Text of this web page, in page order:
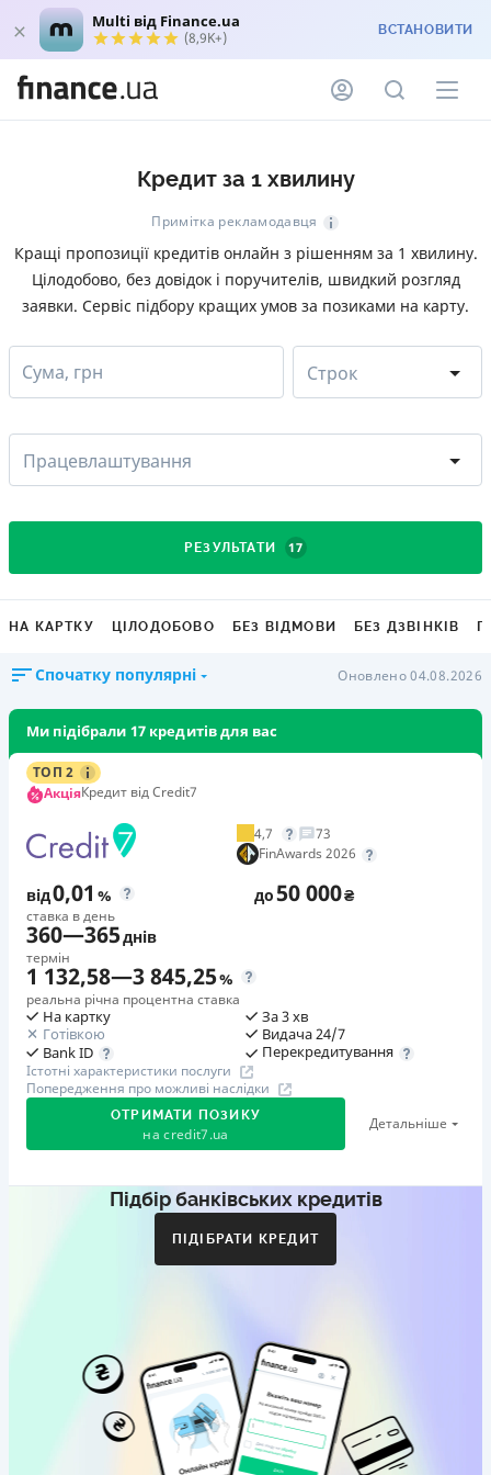
Multi від Finance.ua
(8,9K+) ВСТАНОВИТИ
Кредит за 1 хвилину
Примітка рекламодавця
Кращі пропозиції кредитів онлайн з рішенням за 1 хвилину.
Цілодобово, без довідок і поручителів, швидкий розгляд
заявки. Сервіс підбору кращих умов за позиками на карту.
Сума, грн Строк
Працевлаштування
РЕЗУЛЬТАТИ 17
НА КАРТКУ ЦІЛОДОБОВО БЕЗ ВІДМОВИ БЕЗ ДЗВІНКІВ
Спочатку популярні Оновлено 04.08.2026
Ми підібрали 17 кредитів для вас
ТОП 2
АкціяКредит від Credit7
4,7
73
FinAwards 2026
від0,01 %
ставка в день
до50 000₴
360—365днів
термін
1 132,58—3 845,25%
реальна річна процентна ставка
На картку
Готівкою
Bank ID
За 3 хв
Видача 24/7
Перекредитування
Істотні характеристики послуги
Попередження про можливі наслідки
ОТРИМАТИ ПОЗИКУ
на credit7.ua
Детальніше
Акція: «Кешбек за друга»
Коли друг реєструється та отримує перший кредит
Бронзовий призер FinAwards 2026 «Найкраща програма
лояльності»
Перший займ
вiд 0,01%/день до 30 000 ₴
Підбір банківських кредитів
ПІДІБРАТИ КРЕДИТ